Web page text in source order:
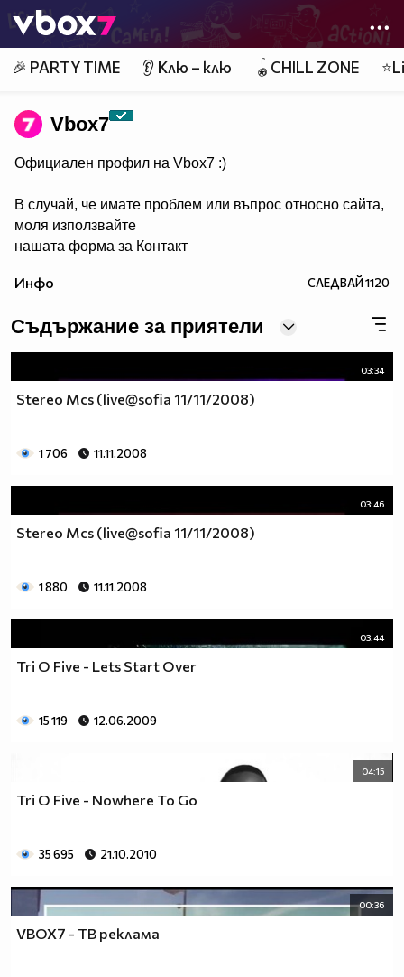
👾
🎉 PARTY TIME 👂 Клю – клю 🪀CHILL ZONE
Vbоx7
Официален профил на Vbox7 :)
В случай, че имате проблем или въпрос относно сайта,
моля използвайте
нашата форма за Контакт
Инфо СЛЕДВАЙ1120
Съдържание за приятели
03:34
Stereo Mcs (live@sofia 11/11/2008)
1 706 11.11.2008
03:46
Stereo Mcs (live@sofia 11/11/2008)
1 880 11.11.2008
03:44
Tri O Five - Lets Start Over
15 119 12.06.2009
04:15
Tri O Five - Nowhere To Go
35 695 21.10.2010
00:36
VBOX7 - ТВ реклама